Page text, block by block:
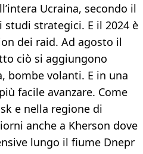
Ucraina, secondo il
strategici. E il 2024 è
dei raid. Ad agosto il
ciò si aggiungono
bombe volanti. E in una
facile avanzare. Come
e nella regione di
anche a Kherson dove
lungo il fiume Dnepr